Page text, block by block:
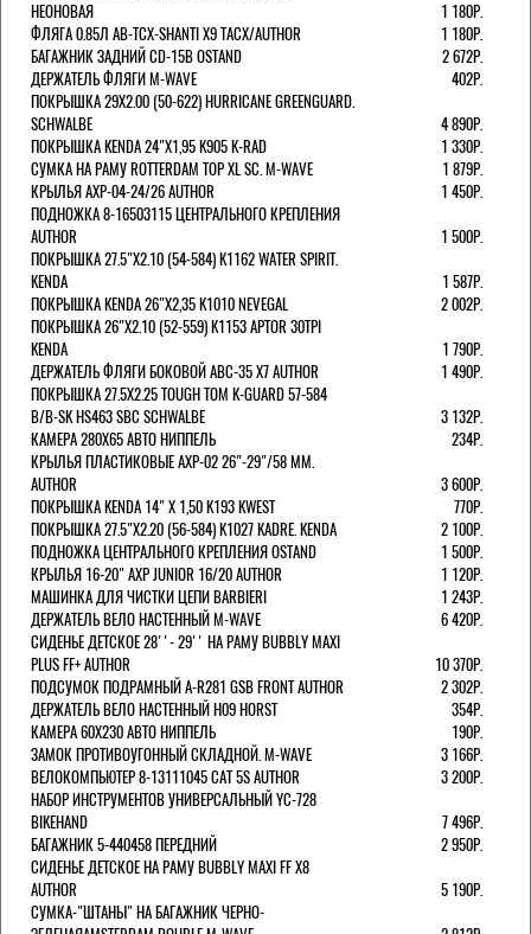
НЕОНОВАЯ
1 180Р.
ФЛЯГА 0.85Л AB-TCX-SHANTI X9 TACX/AUTHOR
1 180Р.
БАГАЖНИК ЗАДНИЙ CD-15B OSTAND
2 672Р.
ДЕРЖАТЕЛЬ ФЛЯГИ M-WAVE
402Р.
ПОКРЫШКА 29X2.00 (50-622) HURRICANE GREENGUARD.
SCHWALBE
4 890Р.
ПОКРЫШКА KENDA 24"Х1,95 K905 K-RAD
1 330Р.
СУМКА НА РАМУ ROTTERDAM TOP XL SC. M-WAVE
1 879Р.
КРЫЛЬЯ AXP-04-24/26 AUTHOR
1 450Р.
ПОДНОЖКА 8-16503115 ЦЕНТРАЛЬНОГО КРЕПЛЕНИЯ
AUTHOR
1 500Р.
ПОКРЫШКА 27.5"Х2.10 (54-584) K1162 WATER SPIRIT.
KENDA
1 587Р.
ПОКРЫШКА KENDA 26"Х2,35 K1010 NEVEGAL
2 002Р.
ПОКРЫШКА 26"Х2.10 (52-559) K1153 APTOR 30TPI
KENDA
1 790Р.
ДЕРЖАТЕЛЬ ФЛЯГИ БОКОВОЙ ABC-35 X7 AUTHOR
1 490Р.
ПОКРЫШКА 27.5X2.25 TOUGH TOM K-GUARD 57-584
B/B-SK HS463 SBC SCHWALBE
3 132Р.
КАМЕРА 280Х65 АВТО НИППЕЛЬ
234Р.
КРЫЛЬЯ ПЛАСТИКОВЫЕ AXP-02 26"-29"/58 ММ.
AUTHOR
3 600Р.
ПОКРЫШКА KENDA 14" Х 1,50 K193 KWEST
770Р.
ПОКРЫШКА 27.5"Х2.20 (56-584) K1027 KADRE. KENDA
2 100Р.
ПОДНОЖКА ЦЕНТРАЛЬНОГО КРЕПЛЕНИЯ OSTAND
1 500Р.
КРЫЛЬЯ 16-20" AXP JUNIOR 16/20 AUTHOR
1 120Р.
МАШИНКА ДЛЯ ЧИСТКИ ЦЕПИ BARBIERI
1 243Р.
ДЕРЖАТЕЛЬ ВЕЛО НАСТЕННЫЙ M-WAVE
6 420Р.
СИДЕНЬЕ ДЕТСКОЕ 28''- 29'' НА РАМУ BUBBLY MAXI
PLUS FF+ AUTHOR
10 370Р.
ПОДСУМОК ПОДРАМНЫЙ A-R281 GSB FRONT AUTHOR
2 302Р.
ДЕРЖАТЕЛЬ ВЕЛО НАСТЕННЫЙ H09 HORST
354Р.
КАМЕРА 60X230 АВТО НИППЕЛЬ
190Р.
ЗАМОК ПРОТИВОУГОННЫЙ СКЛАДНОЙ. M-WAVE
3 166Р.
ВЕЛОКОМПЬЮТЕР 8-13111045 CAT 5S AUTHOR
3 200Р.
НАБОР ИНСТРУМЕНТОВ УНИВЕРСАЛЬНЫЙ YC-728
BIKEHAND
7 496Р.
БАГАЖНИК 5-440458 ПЕРЕДНИЙ
2 950Р.
СИДЕНЬЕ ДЕТСКОЕ НА РАМУ BUBBLY MAXI FF X8
AUTHOR
5 190Р.
СУМКА-"ШТАНЫ" НА БАГАЖНИК ЧЕРНО-